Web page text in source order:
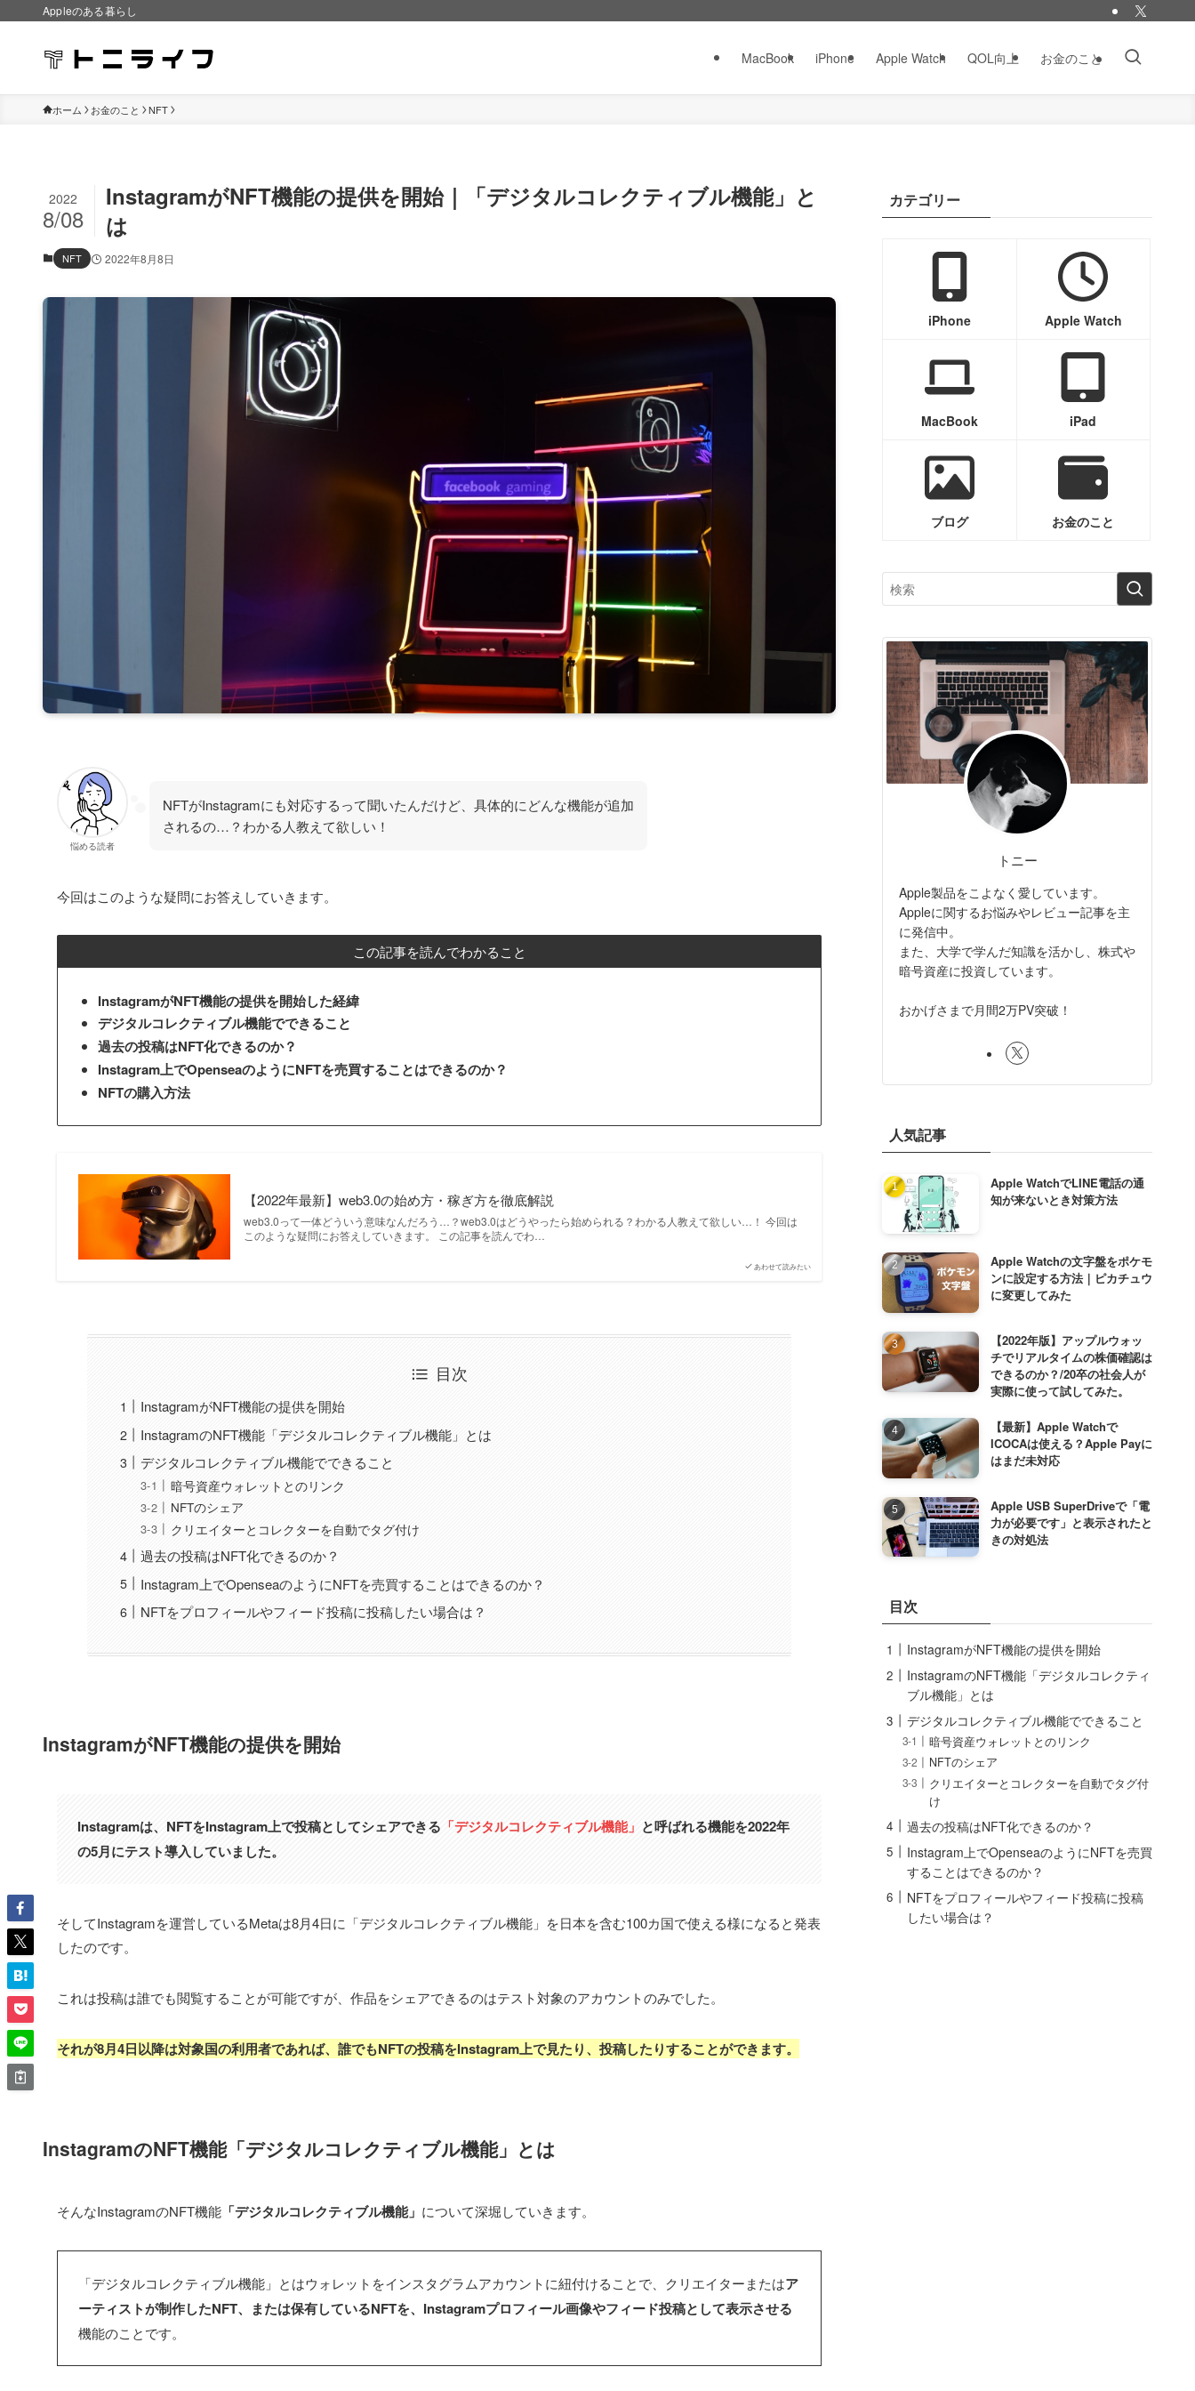
Appleのある暮らし
MacBook iPhone Apple Watch QOL向上 お金のこと
ホーム お金のこと NFT
InstagramがNFT機能の提供を開始｜「デジタルコレクティブル機能」と
は
2022
8/08
NFT 2022年8月8日
悩める読者
NFTがInstagramにも対応するって聞いたんだけど、具体的にどんな機能が追加
されるの…？わかる人教えて欲しい！
今回はこのような疑問にお答えしていきます。
この記事を読んでわかること
InstagramがNFT機能の提供を開始した経緯
デジタルコレクティブル機能でできること
過去の投稿はNFT化できるのか？
Instagram上でOpenseaのようにNFTを売買することはできるのか？
NFTの購入方法
あわせて読みたい
【2022年最新】web3.0の始め方・稼ぎ方を徹底解説
web3.0って一体どういう意味なんだろう…？web3.0はどうやったら始められる？わかる人教えて欲しい…！ 今回は
このような疑問にお答えしていきます。 この記事を読んでわ…
目次
InstagramがNFT機能の提供を開始
InstagramのNFT機能「デジタルコレクティブル機能」とは
デジタルコレクティブル機能でできること
暗号資産ウォレットとのリンク
NFTのシェア
クリエイターとコレクターを自動でタグ付け
過去の投稿はNFT化できるのか？
Instagram上でOpenseaのようにNFTを売買することはできるのか？
NFTをプロフィールやフィード投稿に投稿したい場合は？
InstagramがNFT機能の提供を開始
Instagramは、NFTをInstagram上で投稿としてシェアできる 「デジタルコレクティブル機能」 と呼ばれる機能を2022年
の5月にテスト導入していました。
そしてInstagramを運営しているMetaは8月4日に「デジタルコレクティブル機能」を日本を含む100カ国で使える様になると発表
したのです。
これは投稿は誰でも閲覧することが可能ですが、作品をシェアできるのはテスト対象のアカウントのみでした。
それが8月4日以降は対象国の利用者であれば、誰でもNFTの投稿をInstagram上で見たり、投稿したりすることができます。
InstagramのNFT機能「デジタルコレクティブル機能」とは
そんなInstagramのNFT機能 「デジタルコレクティブル機能」 について深堀していきます。
「デジタルコレクティブル機能」とはウォレットをインスタグラムアカウントに紐付けることで、クリエイターまたはア
ーティストが制作したNFT、または保有しているNFTを、Instagramプロフィール画像やフィード投稿として表示させる
機能のことです。
カテゴリー
iPhone Apple Watch
MacBook iPad
ブログ お金のこと
トニー
Apple製品をこよなく愛しています。
Appleに関するお悩みやレビュー記事を主
に発信中。
また、大学で学んだ知識を活かし、株式や
暗号資産に投資しています。
おかげさまで月間2万PV突破！
人気記事
Apple WatchでLINE電話の通
知が来ないとき対策方法
Apple Watchの文字盤をポケモ
ンに設定する方法｜ピカチュウ
に変更してみた
【2022年版】アップルウォッ
チでリアルタイムの株価確認は
できるのか？/20卒の社会人が
実際に使って試してみた。
【最新】Apple Watchで
ICOCAは使える？Apple Payに
はまだ未対応
Apple USB SuperDriveで「電
力が必要です」と表示されたと
きの対処法
目次
InstagramがNFT機能の提供を開始
InstagramのNFT機能「デジタルコレクティ
ブル機能」とは
デジタルコレクティブル機能でできること
暗号資産ウォレットとのリンク
NFTのシェア
クリエイターとコレクターを自動でタグ付
け
過去の投稿はNFT化できるのか？
Instagram上でOpenseaのようにNFTを売買
することはできるのか？
NFTをプロフィールやフィード投稿に投稿
したい場合は？